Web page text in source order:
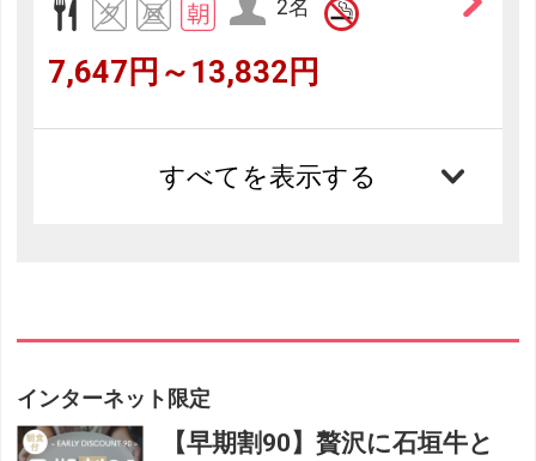
2名
7,647円～13,832円
すべてを表示する
インターネット限定
【早期割90】贅沢に石垣牛と